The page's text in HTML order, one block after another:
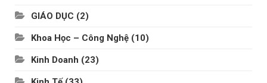
GIÁO DỤC (2)
Khoa Học – Công Nghệ (10)
Kinh Doanh (23)